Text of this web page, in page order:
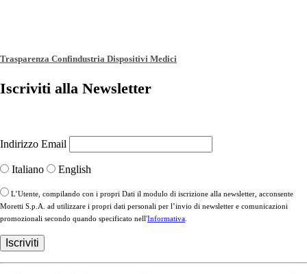
Trasparenza Confindustria Dispositivi Medici
Iscriviti alla Newsletter
Indirizzo Email
Italiano English
L’Utente, compilando con i propri Dati il modulo di iscrizione alla newsletter, acconsente
Moretti S.p.A. ad utilizzare i propri dati personali per l’invio di newsletter e comunicazioni
promozionali secondo quando specificato nell'Informativa